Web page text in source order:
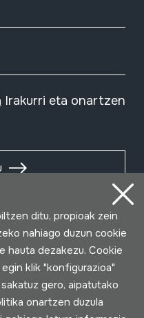
Irakurri eta onartzen
ditu, propioak zein
nahiago duzun cookie
hauta dezakezu. Cookie
klik "konfigurazioa"
gero, aipatutako
onartzen duzula